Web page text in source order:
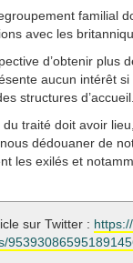
familial
avec les
d’obtenir plus
aucun intérêt
structures d’accueil.
traité doit avoir
dédouaner de
les exilés et
sur Twitter :